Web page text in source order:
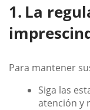
La
Para mantener
Siga las
atención y